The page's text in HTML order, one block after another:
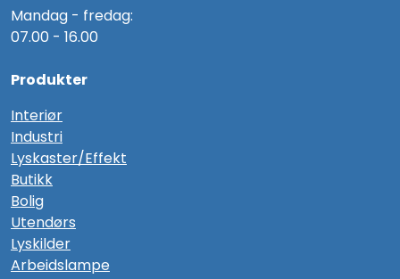
Mandag - fredag:
07.00 - 16.00
Produkter
Interiør
Industri
Lyskaster/Effekt
Butikk
Bolig
Utendørs
Lyskilder
Arbeidslampe